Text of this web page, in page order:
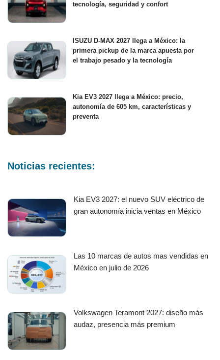
tecnología, seguridad y confort
ISUZU D-MAX 2027 llega a México: la
primera pickup de la marca apuesta por
el trabajo pesado y la tecnología
Kia EV3 2027 llega a México: precio,
autonomía de 605 km, características y
preventa
Noticias recientes:
Kia EV3 2027: el nuevo SUV eléctrico de
gran autonomía inicia ventas en México
Las 10 marcas de autos mas vendidas en
México en julio de 2026
Volkswagen Teramont 2027: diseño más
audaz, presencia más premium